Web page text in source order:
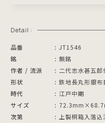
Detail :
品番
JT1546
銘
無銘
作者 / 流派
二代志水甚五郎
形状
鉄地長丸形銀
時代
江戸中期
サイズ
次第
上製桐箱入落込